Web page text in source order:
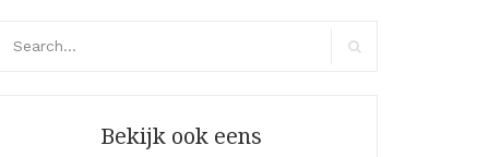
Bekijk ook eens